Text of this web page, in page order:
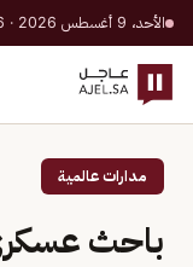
الأحد، 9 أغسطس 2026 · 26 صفر 1448 هـ
مدارات عالمية
باحث